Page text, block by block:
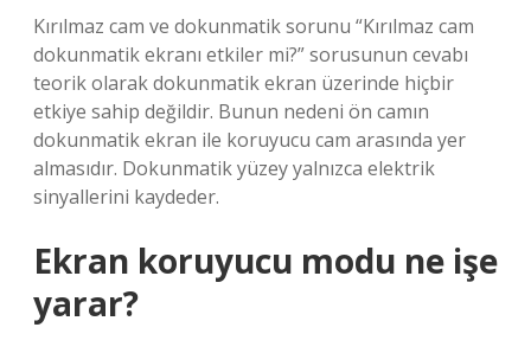
Kırılmaz cam ve dokunmatik sorunu “Kırılmaz cam
dokunmatik ekranı etkiler mi?” sorusunun cevabı
teorik olarak dokunmatik ekran üzerinde hiçbir
etkiye sahip değildir. Bunun nedeni ön camın
dokunmatik ekran ile koruyucu cam arasında yer
almasıdır. Dokunmatik yüzey yalnızca elektrik
sinyallerini kaydeder.
Ekran koruyucu modu ne işe
yarar?